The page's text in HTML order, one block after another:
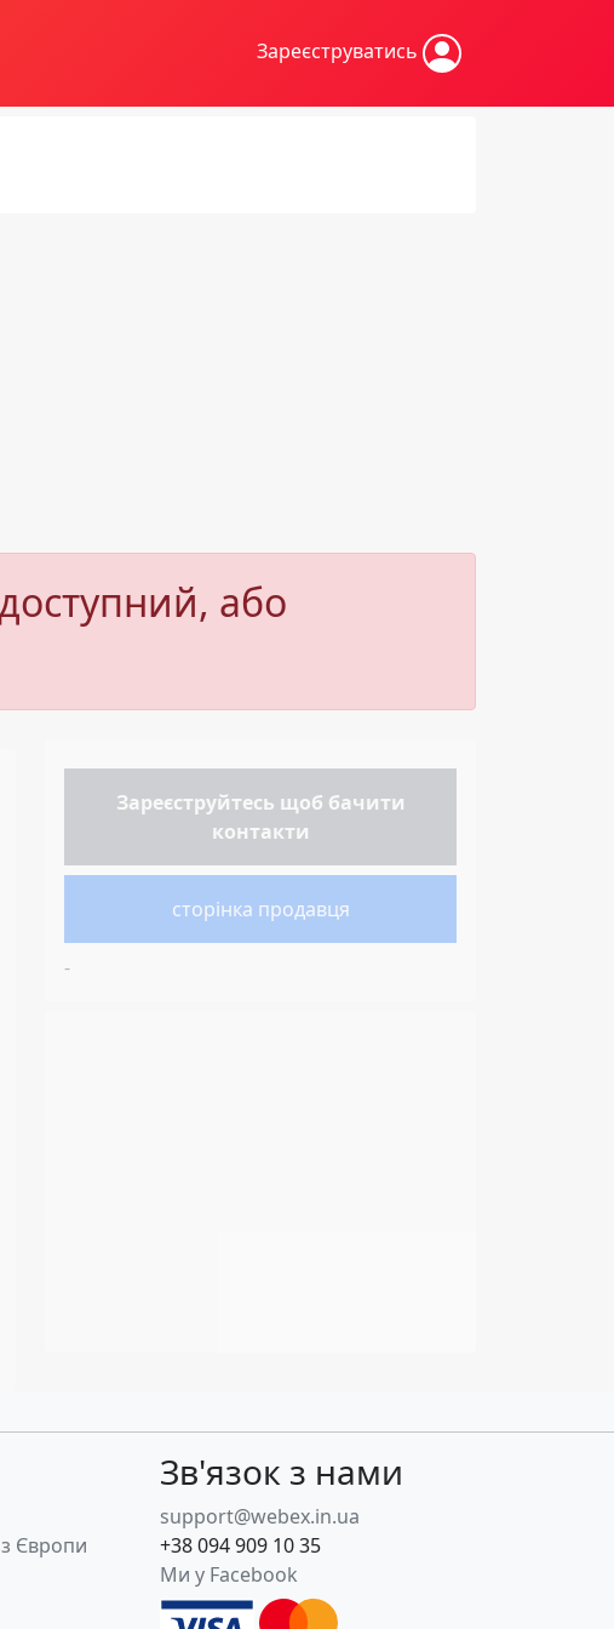
Зареєструватись
або
Зареєструйтесь щоб бачити
контакти
сторінка продавця
-
Європи
Зв'язок з нами
support@webex.in.ua
+38 094 909 10 35
Ми у Facebook